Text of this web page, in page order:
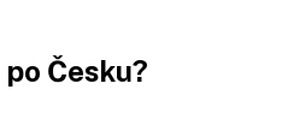
Česku?